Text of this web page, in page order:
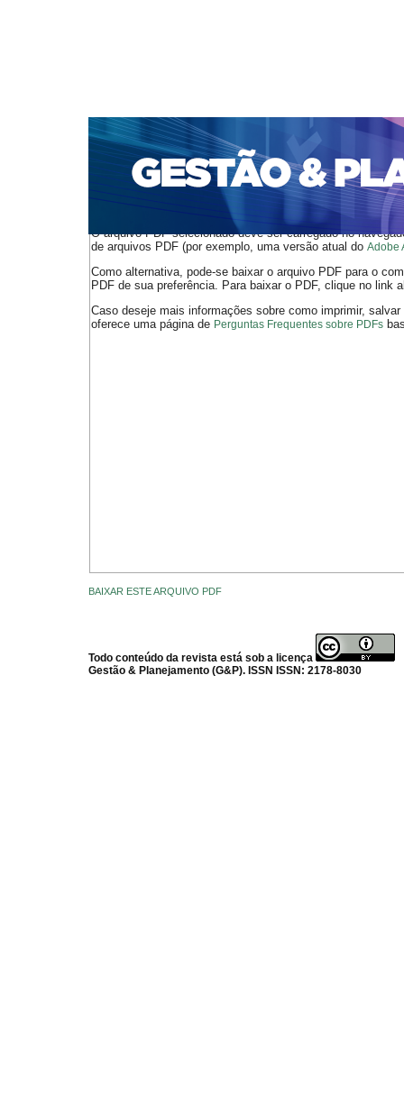
CAPA SOBRE ACESSO CADASTRO
PORTAL DE REVISTAS DA UNIFACS
SUBMISSÕES
PARA SUBMISSÃO DE ARTIGOS
TUTORIAL PARA
Capa Oliveira Portella
O arquivo PDF selecionado deve ser carregado no
de arquivos PDF (por exemplo, uma versão atual do Adobe
Como alternativa, pode-se baixar o arquivo PDF para o
PDF de sua preferência. Para baixar o PDF, clique no link
Caso deseje mais informações sobre como imprimir,
oferece uma página de Perguntas Frequentes sobre PDFs
BAIXAR ESTE ARQUIVO PDF
Todo conteúdo da revista está sob a licença
Gestão & Planejamento (G&P). ISSN ISSN: 2178-8030